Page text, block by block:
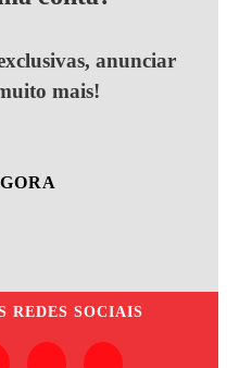
anunciar
mais!
REDES SOCIAIS